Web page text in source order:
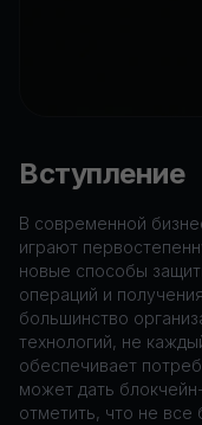
Вступление
В современной
играют
новые способы
операций и
большинство
технологий, не
обеспечивает
может дать
отметить, что не все